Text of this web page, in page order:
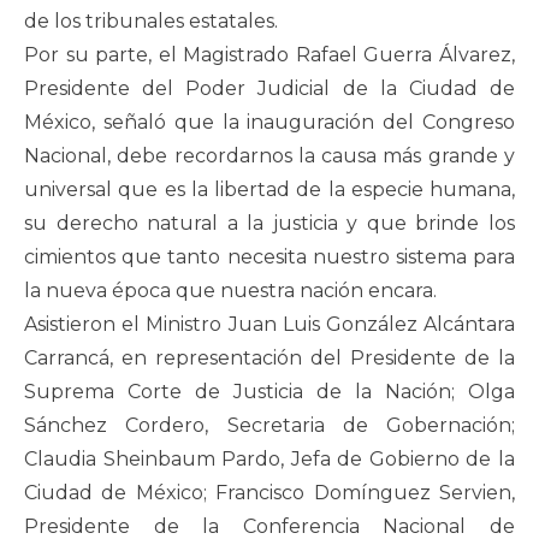
de los tribunales estatales.
Por su parte, el Magistrado Rafael Guerra Álvarez,
Presidente del Poder Judicial de la Ciudad de
México, señaló que la inauguración del Congreso
Nacional, debe recordarnos la causa más grande y
universal que es la libertad de la especie humana,
su derecho natural a la justicia y que brinde los
cimientos que tanto necesita nuestro sistema para
la nueva época que nuestra nación encara.
Asistieron el Ministro Juan Luis González Alcántara
Carrancá, en representación del Presidente de la
Suprema Corte de Justicia de la Nación; Olga
Sánchez Cordero, Secretaria de Gobernación;
Claudia Sheinbaum Pardo, Jefa de Gobierno de la
Ciudad de México; Francisco Domínguez Servien,
Presidente de la Conferencia Nacional de